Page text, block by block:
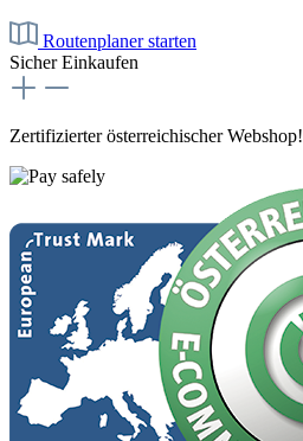
Routenplaner starten
Sicher Einkaufen
Zertifizierter österreichischer Webshop!